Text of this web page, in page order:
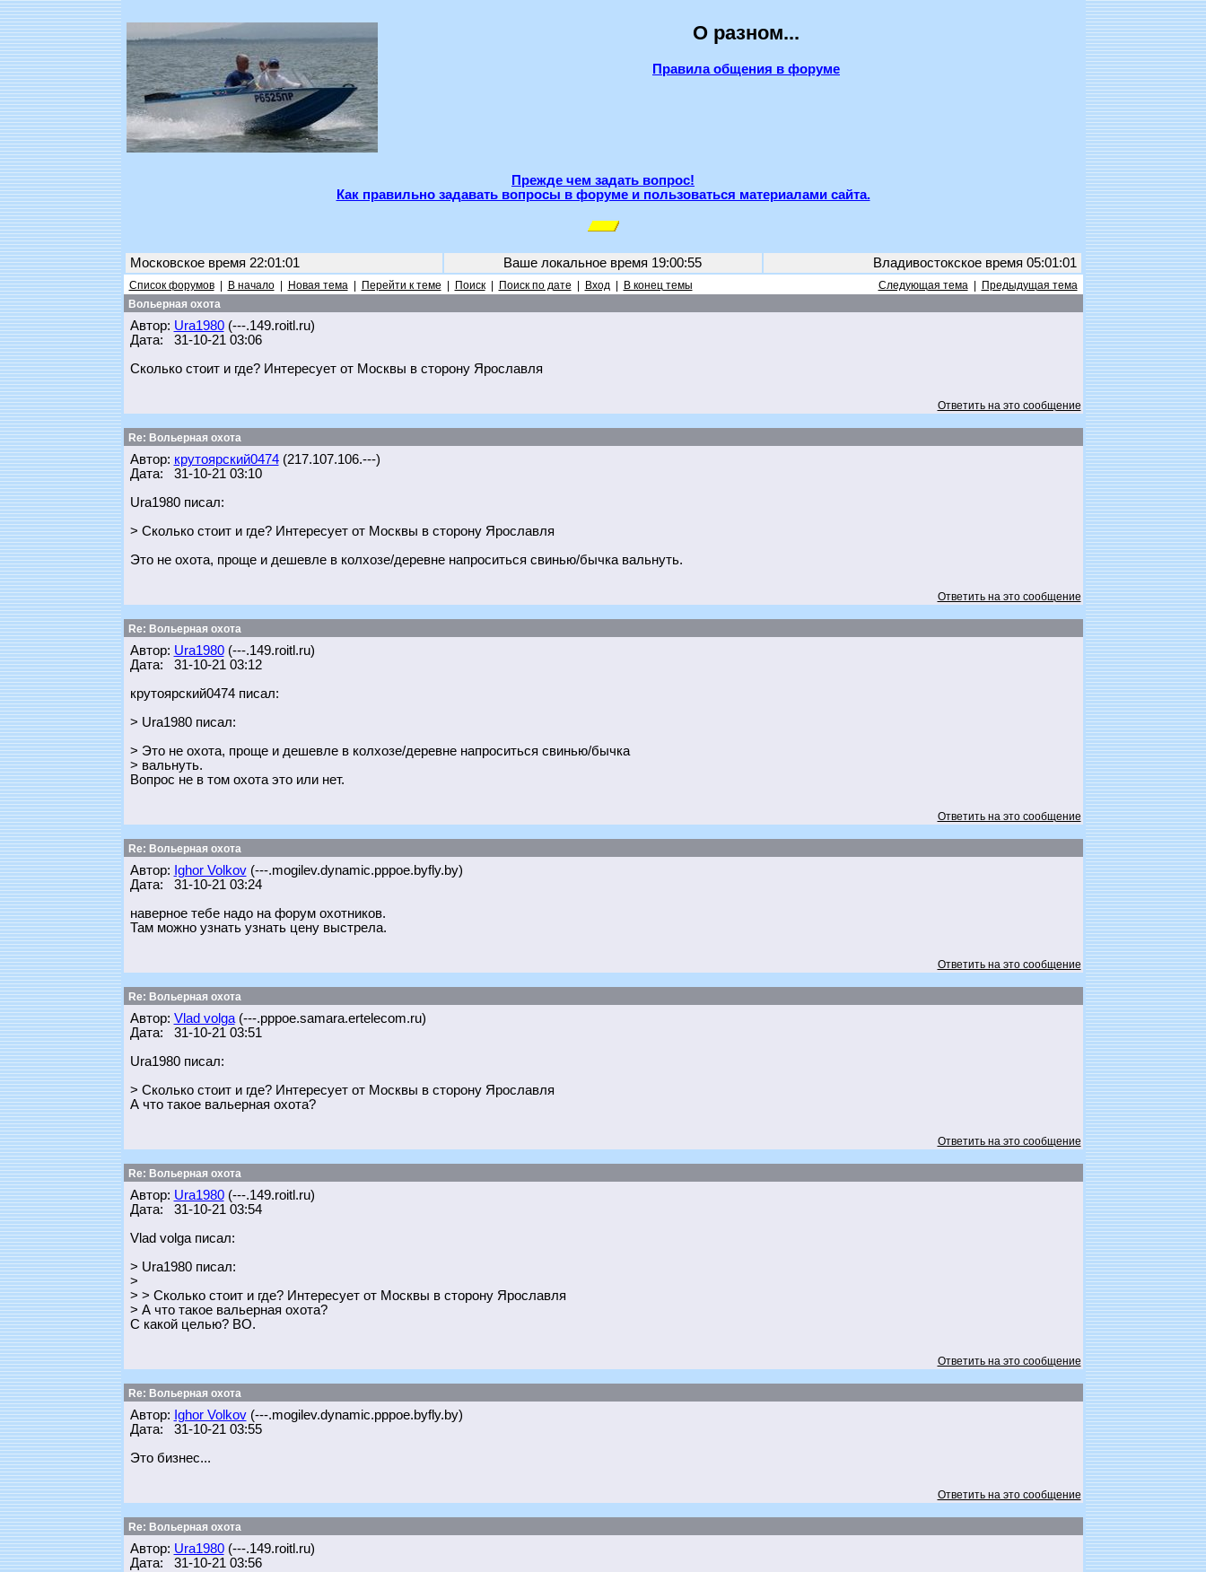
О разном...
Правила общения в форуме
Прежде чем задать вопрос!
Как правильно задавать вопросы в форуме и пользоваться материалами сайта.
Московское время 22:01:01 Ваше локальное время 19:00:55 Владивостокское время 05:01:01
Список форумов| В начало| Новая тема| Перейти к теме Поиск| Поиск по дате Вход| В конец темы Следующая тема|
Предыдущая тема
Вольерная охота
Автор: Ura1980(---.149.roitl.ru)
Дата: 31-10-21 03:06
Сколько стоит и где? Интересует от Москвы в сторону Ярославля
Ответить на это сообщение
Re: Вольерная охота
Автор: крутоярский0474(217.107.106.---)
Дата: 31-10-21 03:10
Ura1980 писал:
> Сколько стоит и где? Интересует от Москвы в сторону Ярославля
Это не охота, проще и дешевле в колхозе/деревне напроситься свинью/бычка вальнуть.
Ответить на это сообщение
Re: Вольерная охота
Автор: Ura1980(---.149.roitl.ru)
Дата: 31-10-21 03:12
крутоярский0474 писал:
> Ura1980 писал:
> Это не охота, проще и дешевле в колхозе/деревне напроситься свинью/бычка
> вальнуть.
Вопрос не в том охота это или нет.
Ответить на это сообщение
Re: Вольерная охота
Автор: Ighor Volkov(---.mogilev.dynamic.pppoe.byfly.by)
Дата: 31-10-21 03:24
наверное тебе надо на форум охотников.
Там можно узнать узнать цену выстрела.
Ответить на это сообщение
Re: Вольерная охота
Автор: Vlad volga(---.pppoe.samara.ertelecom.ru)
Дата: 31-10-21 03:51
Ura1980 писал:
> Сколько стоит и где? Интересует от Москвы в сторону Ярославля
А что такое вальерная охота?
Ответить на это сообщение
Re: Вольерная охота
Автор: Ura1980(---.149.roitl.ru)
Дата: 31-10-21 03:54
Vlad volga писал:
> Ura1980 писал:
>
> > Сколько стоит и где? Интересует от Москвы в сторону Ярославля
> А что такое вальерная охота?
С какой целью? ВО.
Ответить на это сообщение
Re: Вольерная охота
Автор: Ighor Volkov(---.mogilev.dynamic.pppoe.byfly.by)
Дата: 31-10-21 03:55
Это бизнес...
Ответить на это сообщение
Re: Вольерная охота
Автор: Ura1980(---.149.roitl.ru)
Дата: 31-10-21 03:56